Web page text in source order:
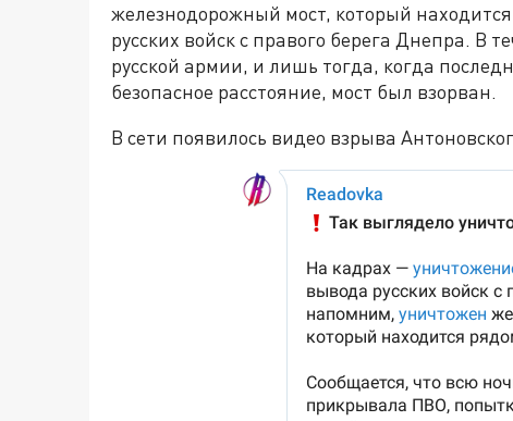
железнодорожный мост, который
русских войск с правого берега Днепра. В
русской армии, и лишь тогда, когда
безопасное расстояние, мост был взорван.
В сети появилось видео взрыва